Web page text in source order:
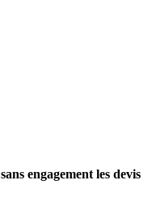
sans engagement les devis